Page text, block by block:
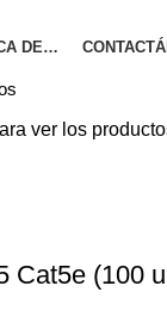
DE…
Cat5e (100
ver los